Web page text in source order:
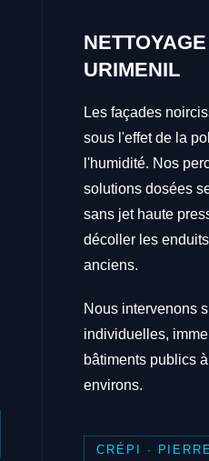
URIMENIL
Les façades
sous l'effet de la
l'humidité. Nos
solutions dosées
sans jet haute
décoller les
anciens.
Nous intervenons
individuelles,
bâtiments publics
environs.
CRÉPI ·